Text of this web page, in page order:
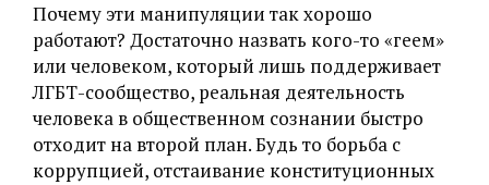
Почему эти манипуляции так хорошо
работают? Достаточно назвать кого-то «геем»
или человеком, который лишь поддерживает
ЛГБТ-сообщество, реальная деятельность
человека в общественном сознании быстро
отходит на второй план. Будь то борьба с
коррупцией, отстаивание конституционных